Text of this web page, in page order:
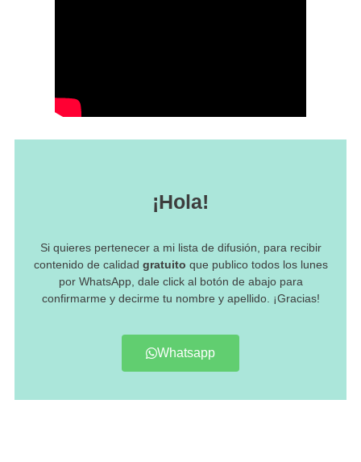
¡Hola!
Si quieres pertenecer a mi lista de difusión, para recibir
contenido de calidad gratuito que publico todos los lunes
por WhatsApp, dale click al botón de abajo para
confirmarme y decirme tu nombre y apellido. ¡Gracias!
Whatsapp